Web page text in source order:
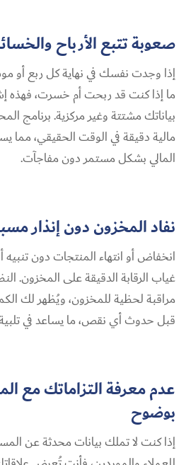
صعوبة تتبع الأرباح
إذا وجدت نفسك في نهاية كل ربع أو
ما إذا كنت قد ربحت أم خسرت، فهذه
بياناتك مشتتة وغير مركزية. برنامج
مالية دقيقة في الوقت الحقيقي، مما
المالي بشكل مستمر دون مفاجآت.
نفاد المخزون دون إنذار
انخفاض أو انتهاء المنتجات دون
غياب الرقابة الدقيقة على المخزون.
مراقبة لحظية للمخزون، ويُظهر لك
قبل حدوث أي نقص، ما يساعد في
عدم معرفة التزاماتك مع
بوضوح
إذا كنت لا تملك بيانات محدثة عن